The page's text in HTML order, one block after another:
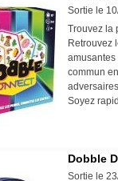
Sortie le
Trouvez la
Retrouvez
amusantes
commun
Soyez
Dobble
Sortie le